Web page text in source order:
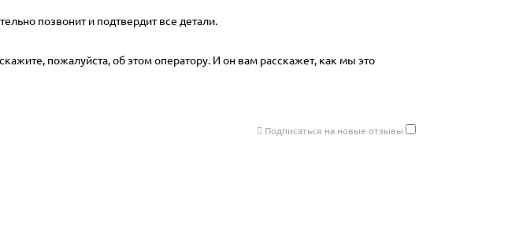
позвонит и подтвердит все детали.
пожалуйста, об этом оператору. И он вам расскажет, как мы это
Подписаться на новые отзывы